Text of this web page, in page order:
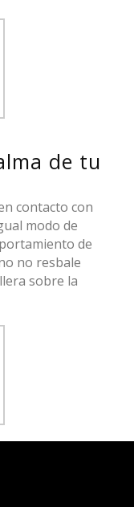
de tu
contacto con
modo de
de
no resbale
sobre la